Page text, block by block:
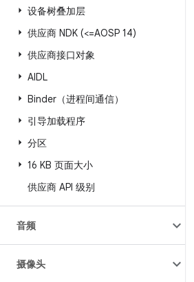
设备树叠加层
供应商 NDK (<=AOSP 14)
供应商接口对象
AIDL
Binder（进程间通信）
引导加载程序
分区
16 KB 页面大小
供应商 API 级别
音频
摄像头